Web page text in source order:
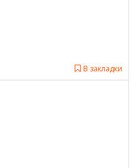
В закладки